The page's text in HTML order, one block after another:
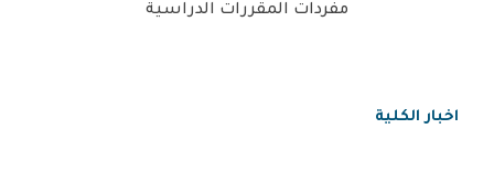
مفردات المقررات الدراسية
اخبار الكلية